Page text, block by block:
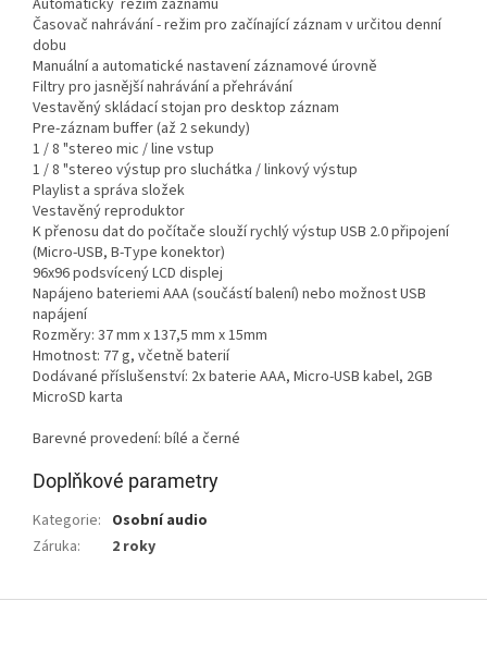
Automatický režim záznamu
Časovač nahrávání - režim pro začínající záznam v určitou denní
dobu
Manuální a automatické nastavení záznamové úrovně
Filtry pro jasnější nahrávání a přehrávání
Vestavěný skládací stojan pro desktop záznam
Pre-záznam buffer (až 2 sekundy)
1 / 8 "stereo mic / line vstup
1 / 8 "stereo výstup pro sluchátka / linkový výstup
Playlist a správa složek
Vestavěný reproduktor
K přenosu dat do počítače slouží rychlý výstup USB 2.0 připojení
(Micro-USB, B-Type konektor)
96x96 podsvícený LCD displej
Napájeno bateriemi AAA (součástí balení) nebo možnost USB
napájení
Rozměry: 37 mm x 137,5 mm x 15mm
Hmotnost: 77 g, včetně baterií
Dodávané příslušenství: 2x baterie AAA, Micro-USB kabel, 2GB
MicroSD karta
Barevné provedení: bílé a černé
Doplňkové parametry
Kategorie: Osobní audio
Záruka: 2 roky